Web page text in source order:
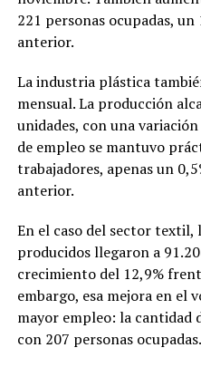
221 personas ocupadas, un
anterior.
La industria plástica
mensual. La producción
unidades, con una
de empleo se mantuvo
trabajadores, apenas un
anterior.
En el caso del sector textil,
producidos llegaron a
crecimiento del 12,9%
embargo, esa mejora en el
mayor empleo: la cantidad
con 207 personas ocupadas.